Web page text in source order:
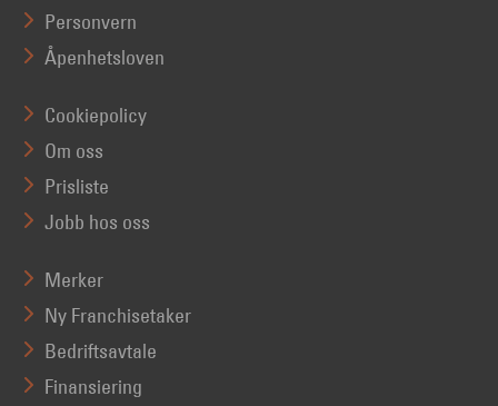
Personvern
Åpenhetsloven
Cookiepolicy
Om oss
Prisliste
Jobb hos oss
Merker
Ny Franchisetaker
Bedriftsavtale
Finansiering